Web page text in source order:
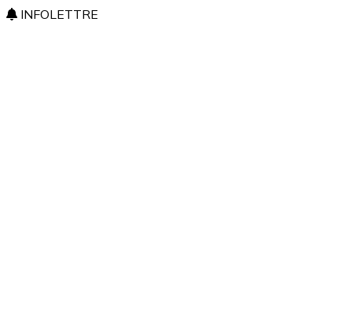
INFOLETTRE